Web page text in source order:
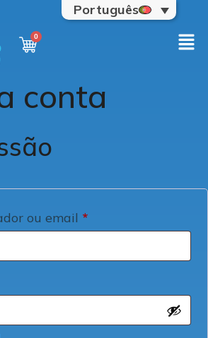
Português
conta
ou email *